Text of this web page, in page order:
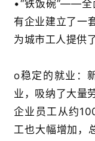
•“铁饭碗”——全
有企业建立了一
为城市工人提供
o稳定的就业 ：
业，吸纳了大量
企业员工从约
工也大幅增加，